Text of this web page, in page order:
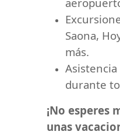
Saona,
más.
durante
¡No esperes
unas